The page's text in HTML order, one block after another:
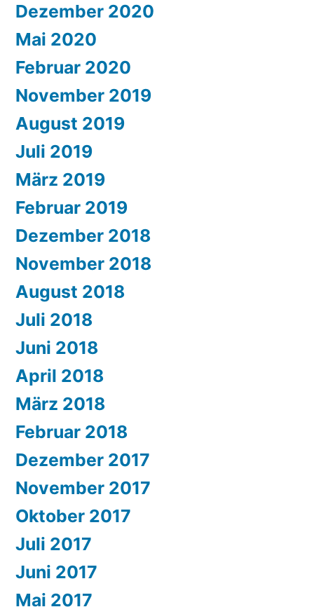
Dezember 2020
Mai 2020
Februar 2020
November 2019
August 2019
Juli 2019
März 2019
Februar 2019
Dezember 2018
November 2018
August 2018
Juli 2018
Juni 2018
April 2018
März 2018
Februar 2018
Dezember 2017
November 2017
Oktober 2017
Juli 2017
Juni 2017
Mai 2017